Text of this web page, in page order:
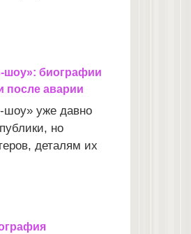
шоу»: биографии
после аварии
шоу» уже давно
но
деталям их